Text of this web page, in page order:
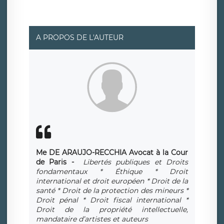
A PROPOS DE L'AUTEUR
Me DE ARAUJO-RECCHIA Avocat à la Cour
de Paris -
Libertés publiques et Droits
fondamentaux * Éthique * Droit
international et droit européen * Droit de la
santé * Droit de la protection des mineurs *
Droit pénal * Droit fiscal international *
Droit de la propriété intellectuelle,
mandataire d’artistes et auteurs